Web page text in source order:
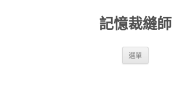
記憶裁縫師
選單